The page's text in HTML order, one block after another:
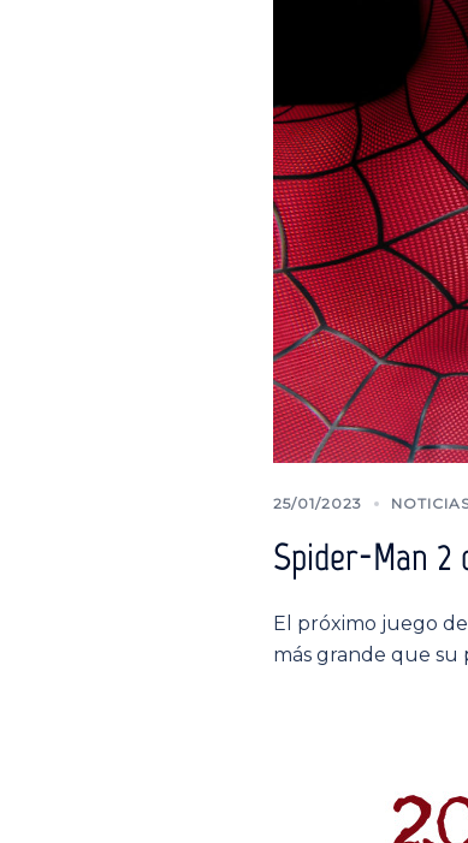
25/01/2023
Spider-Man 2
El próximo juego
más grande que su